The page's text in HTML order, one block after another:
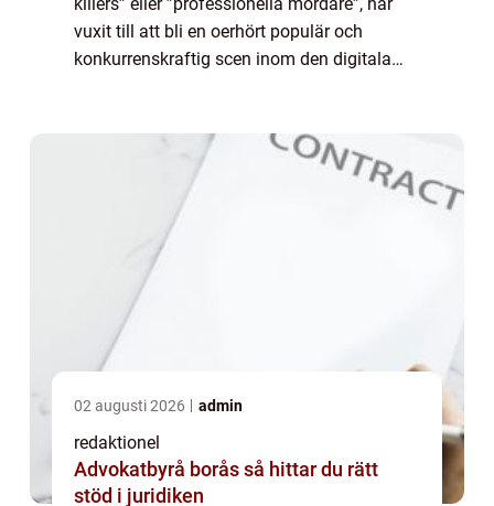
vuxit till att bli en oerhört populär och
konkurrenskraftig scen inom den digitala
02 augusti 2026 admin
redaktionel
Advokatbyrå borås så hittar du rätt
stöd i juridiken